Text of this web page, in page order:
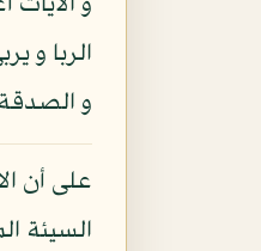
الربا و
و
على أن
السيئة